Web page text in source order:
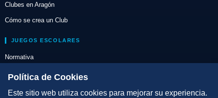
Clubes en Aragón
Cómo se crea un Club
JUEGOS ESCOLARES
Normativa
Escuelas de Triatlón
DIRECCIÓN TÉCNICA
Política de Cookies
Este sitio web utiliza cookies para mejorar su experiencia.